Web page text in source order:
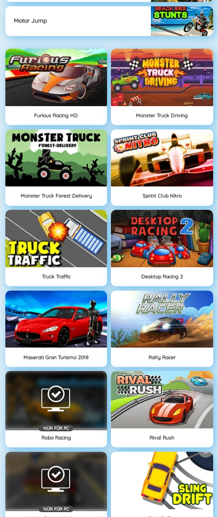
Motor Jump
Furious Racing HD Monster Truck Driving
Monster Truck Forest Delivery Sprint Club Nitro
Truck Traffic Desktop Racing 2
Maserati Gran Turismo 2018 Rally Racer
NÜR FÜR PC
Robo Racing Rival Rush
NÜR FÜR PC